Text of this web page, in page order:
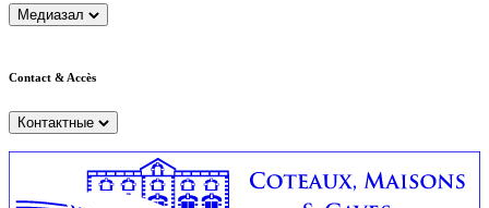
Медиазал
Contact & Accès
Контактные